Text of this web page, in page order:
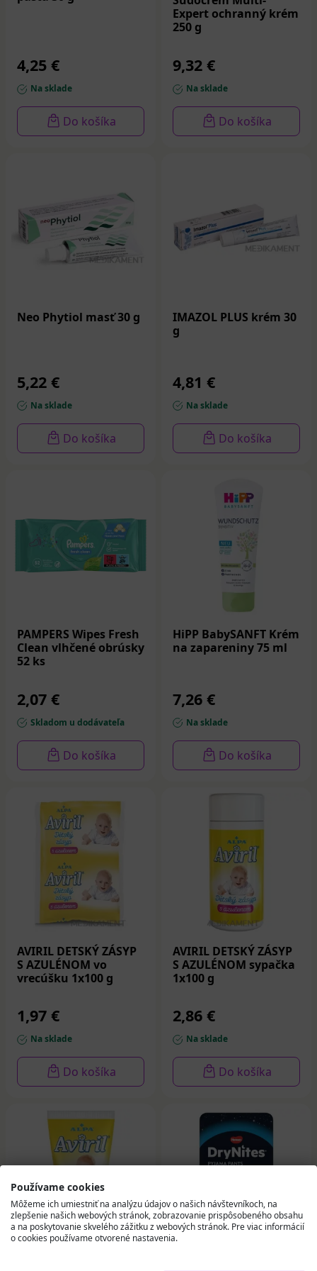
4,25 €
Na sklade
Do košíka
Expert ochranný krém
250 g
9,32 €
Na sklade
Do košíka
Neo Phytiol masť 30 g
5,22 €
Na sklade
Do košíka
IMAZOL PLUS krém 30
g
4,81 €
Na sklade
Do košíka
PAMPERS Wipes Fresh
Clean vlhčené obrúsky
52 ks
2,07 €
Skladom u dodávateľa
Do košíka
HiPP BabySANFT Krém
na zapareniny 75 ml
7,26 €
Na sklade
Do košíka
AVIRIL DETSKÝ ZÁSYP
S AZULÉNOM vo
vrecúšku 1x100 g
1,97 €
Na sklade
Do košíka
AVIRIL DETSKÝ ZÁSYP
S AZULÉNOM sypačka
1x100 g
2,86 €
Na sklade
Do košíka
HUGGIES DryNites M
Používame cookies
Môžeme ich umiestniť na analýzu údajov o našich návštevníkoch, na
zlepšenie našich webových stránok, zobrazovanie prispôsobeného obsahu
a na poskytovanie skvelého zážitku z webových stránok. Pre viac informácií
o cookies používame otvorené nastavenia.